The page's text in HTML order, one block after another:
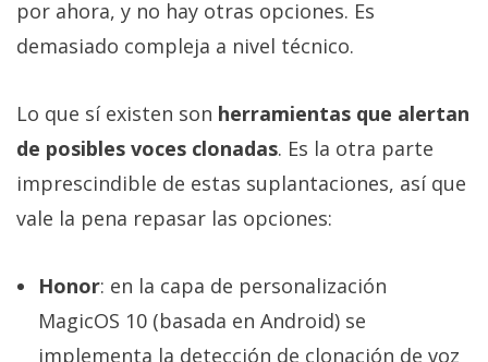
por ahora, y no hay otras opciones. Es
demasiado compleja a nivel técnico.
Lo que sí existen son herramientas que alertan
de posibles voces clonadas. Es la otra parte
imprescindible de estas suplantaciones, así que
vale la pena repasar las opciones:
Honor: en la capa de personalización
MagicOS 10 (basada en Android) se
implementa la detección de clonación de voz